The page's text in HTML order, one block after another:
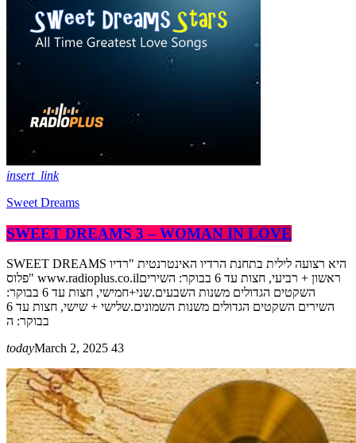
insert_link
Sweet Dreams
SWEET DREAMS 3 – WOMAN IN LOVE
SWEET DREAMS היא רצועה לילית בתחנת הרדיו האינטרנטית "רדיו
פלוס" www.radioplus.co.ilראשון + רביעי, חצות עד 6 בבוקר: השירים
השקטים הגדולים משנות השבעים.שני+חמישי, חצות עד 6 בבוקר:
השירים השקטים הגדולים משנות השמונים.שלישי + שישי, חצות עד 6
בבוקר: ה
todayMarch 2, 2025 43